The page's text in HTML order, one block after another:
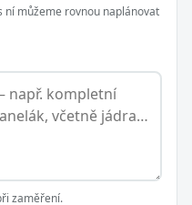
můžeme rovnou naplánovat
zaměření.